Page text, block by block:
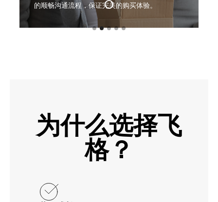
的顺畅沟通流程，保证完美的购买体验。
为什么选择飞
格？